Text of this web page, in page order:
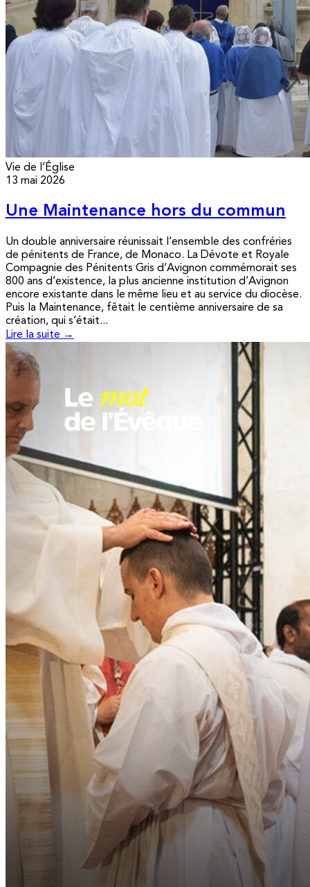
Vie de l’Église
13 mai 2026
Une Maintenance hors du commun
Un double anniversaire réunissait l’ensemble des confréries
de pénitents de France, de Monaco. La Dévote et Royale
Compagnie des Pénitents Gris d’Avignon commémorait ses
800 ans d’existence, la plus ancienne institution d’Avignon
encore existante dans le même lieu et au service du diocèse.
Puis la Maintenance, fêtait le centième anniversaire de sa
création, qui s’était...
Lire la suite →